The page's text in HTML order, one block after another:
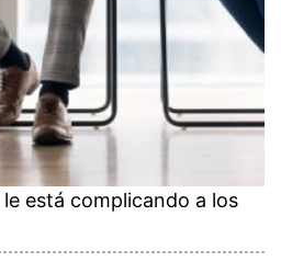
está complicando a los